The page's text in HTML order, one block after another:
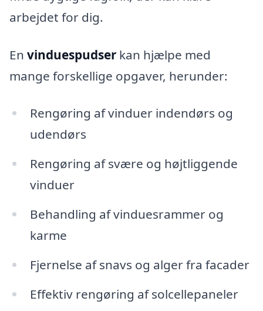
arbejdet for dig.
En vinduespudser kan hjælpe med
mange forskellige opgaver, herunder:
Rengøring af vinduer indendørs og
udendørs
Rengøring af svære og højtliggende
vinduer
Behandling af vinduesrammer og
karme
Fjernelse af snavs og alger fra facader
Effektiv rengøring af solcellepaneler